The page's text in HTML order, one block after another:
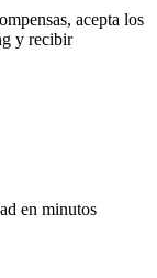
acepta los
y recibir
en minutos